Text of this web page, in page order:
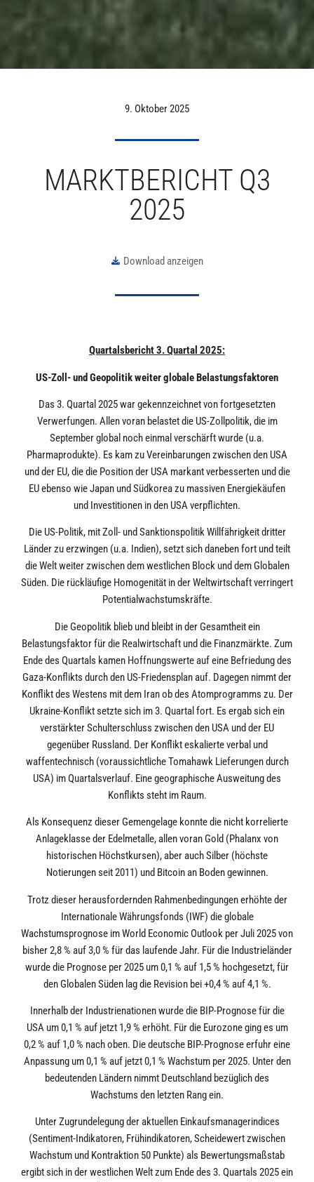
9. Oktober 2025
MARKTBERICHT Q3
2025
Download anzeigen
Quartalsbericht 3. Quartal 2025:
US-Zoll- und Geopolitik weiter globale Belastungsfaktoren
Das 3. Quartal 2025 war gekennzeichnet von fortgesetzten
Verwerfungen. Allen voran belastet die US-Zollpolitik, die im
September global noch einmal verschärft wurde (u.a.
Pharmaprodukte). Es kam zu Vereinbarungen zwischen den USA
und der EU, die die Position der USA markant verbesserten und die
EU ebenso wie Japan und Südkorea zu massiven Energiekäufen
und Investitionen in den USA verpflichten.
Die US-Politik, mit Zoll- und Sanktionspolitik Willfährigkeit dritter
Länder zu erzwingen (u.a. Indien), setzt sich daneben fort und teilt
die Welt weiter zwischen dem westlichen Block und dem Globalen
Süden. Die rückläufige Homogenität in der Weltwirtschaft verringert
Potentialwachstumskräfte.
Die Geopolitik blieb und bleibt in der Gesamtheit ein
Belastungsfaktor für die Realwirtschaft und die Finanzmärkte. Zum
Ende des Quartals kamen Hoffnungswerte auf eine Befriedung des
Gaza-Konflikts durch den US-Friedensplan auf. Dagegen nimmt der
Konflikt des Westens mit dem Iran ob des Atomprogramms zu. Der
Ukraine-Konflikt setzte sich im 3. Quartal fort. Es ergab sich ein
verstärkter Schulterschluss zwischen den USA und der EU
gegenüber Russland. Der Konflikt eskalierte verbal und
waffentechnisch (voraussichtliche Tomahawk Lieferungen durch
USA) im Quartalsverlauf. Eine geographische Ausweitung des
Konflikts steht im Raum.
Als Konsequenz dieser Gemengelage konnte die nicht korrelierte
Anlageklasse der Edelmetalle, allen voran Gold (Phalanx von
historischen Höchstkursen), aber auch Silber (höchste
Notierungen seit 2011) und Bitcoin an Boden gewinnen.
Trotz dieser herausfordernden Rahmenbedingungen erhöhte der
Internationale Währungsfonds (IWF) die globale
Wachstumsprognose im World Economic Outlook per Juli 2025 von
bisher 2,8 % auf 3,0 % für das laufende Jahr. Für die Industrieländer
wurde die Prognose per 2025 um 0,1 % auf 1,5 % hochgesetzt, für
den Globalen Süden lag die Revision bei +0,4 % auf 4,1 %.
Innerhalb der Industrienationen wurde die BIP-Prognose für die
USA um 0,1 % auf jetzt 1,9 % erhöht. Für die Eurozone ging es um
0,2 % auf 1,0 % nach oben. Die deutsche BIP-Prognose erfuhr eine
Anpassung um 0,1 % auf jetzt 0,1 % Wachstum per 2025. Unter den
bedeutenden Ländern nimmt Deutschland bezüglich des
Wachstums den letzten Rang ein.
Unter Zugrundelegung der aktuellen Einkaufsmanagerindices
(Sentiment-Indikatoren, Frühindikatoren, Scheidewert zwischen
Wachstum und Kontraktion 50 Punkte) als Bewertungsmaßstab
ergibt sich in der westlichen Welt zum Ende des 3. Quartals 2025 ein